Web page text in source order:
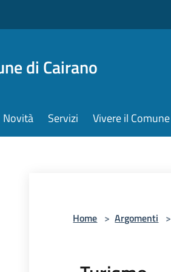
di Cairano
Novità Servizi Vivere il Comune
Home > Argomenti >